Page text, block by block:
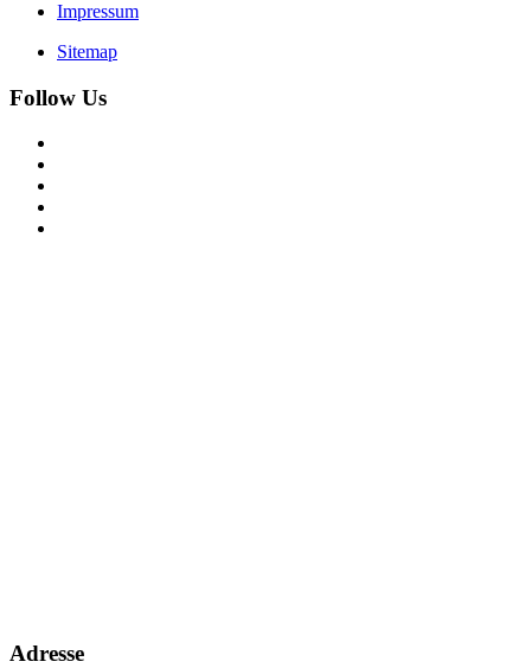
Impressum
Sitemap
Follow Us
Adresse